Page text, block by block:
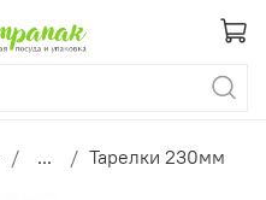
... Тарелки 230мм